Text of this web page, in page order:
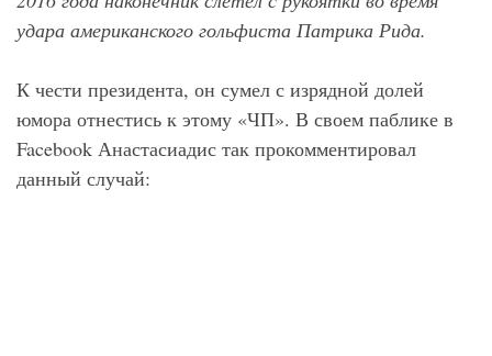
удара американского гольфиста Патрика Рида.
К чести президента, он сумел с изрядной долей
юмора отнестись к этому «ЧП». В своем паблике в
Facebook Анастасиадис так прокомментировал
данный случай: